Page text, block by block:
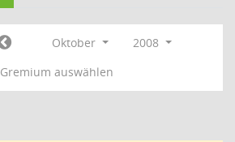
Oktober
2008
Gremium auswählen